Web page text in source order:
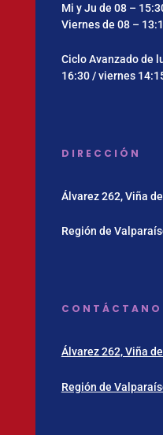
Mi y Ju de 08 –
Viernes de 08 –
Ciclo Avanzado de
16:30 / viernes
DIRECCIÓN
Álvarez 262, Viña
Región de
Álvarez 262, Viña
Región de